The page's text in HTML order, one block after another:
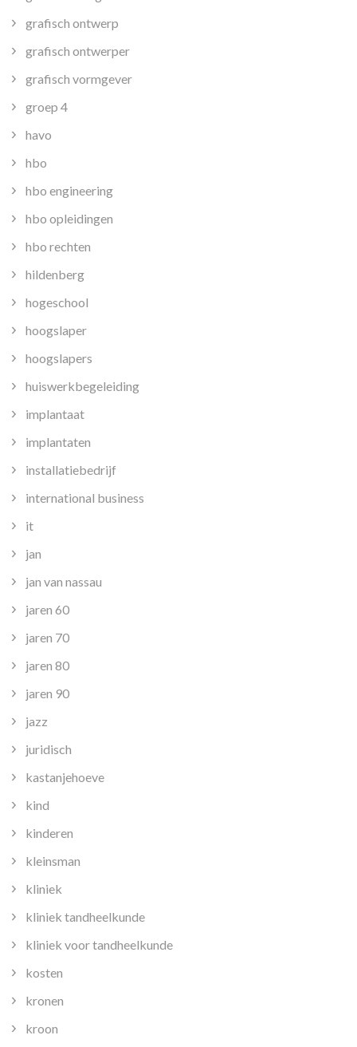
grafisch ontwerp
grafisch ontwerper
grafisch vormgever
groep 4
havo
hbo
hbo engineering
hbo opleidingen
hbo rechten
hildenberg
hogeschool
hoogslaper
hoogslapers
huiswerkbegeleiding
implantaat
implantaten
installatiebedrijf
international business
it
jan
jan van nassau
jaren 60
jaren 70
jaren 80
jaren 90
jazz
juridisch
kastanjehoeve
kind
kinderen
kleinsman
kliniek
kliniek tandheelkunde
kliniek voor tandheelkunde
kosten
kronen
kroon